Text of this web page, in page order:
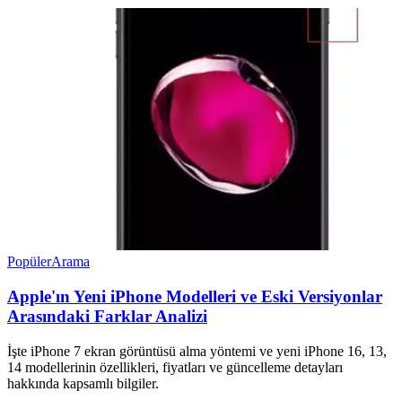
PopülerArama
Apple'ın Yeni iPhone Modelleri ve Eski Versiyonlar
Arasındaki Farklar Analizi
İşte iPhone 7 ekran görüntüsü alma yöntemi ve yeni iPhone 16, 13,
14 modellerinin özellikleri, fiyatları ve güncelleme detayları
hakkında kapsamlı bilgiler.